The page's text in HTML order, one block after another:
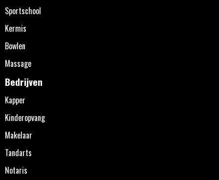
Sportschool
Kermis
Bowlen
Massage
Bedrijven
Kapper
Kinderopvang
Makelaar
Tandarts
Notaris